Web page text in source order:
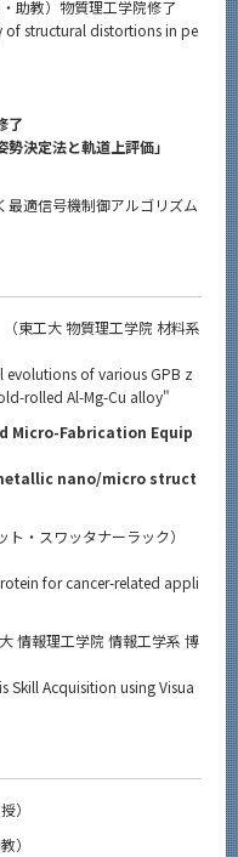
助教）物質理工学院修了
of structural distortions in pe
了
決定法と軌道上評価」
最適信号機制御アルゴリズム
東工大 物質理工学院 材料系
of various GPB z
rolled Al-Mg-Cu alloy"
Micro-Fabrication Equip
nano/micro struct
ト・スワッタナーラック）
for cancer-related appli
情報理工学院 情報工学系 博
Skill Acquisition using Visua
）
）